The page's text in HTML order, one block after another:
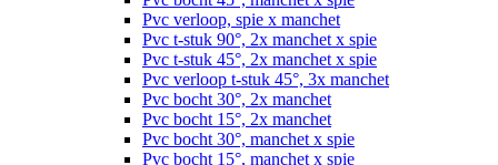
Pvc verloop, spie x manchet
Pvc t-stuk 90°, 2x manchet x spie
Pvc t-stuk 45°, 2x manchet x spie
Pvc verloop t-stuk 45°, 3x manchet
Pvc bocht 30°, 2x manchet
Pvc bocht 15°, 2x manchet
Pvc bocht 30°, manchet x spie
Pvc bocht 15°, manchet x spie